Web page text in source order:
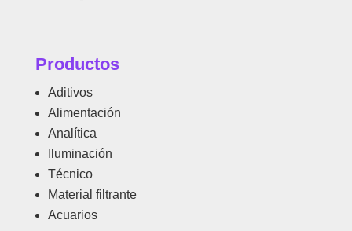
Productos
Aditivos
Alimentación
Analítica
Iluminación
Técnico
Material filtrante
Acuarios